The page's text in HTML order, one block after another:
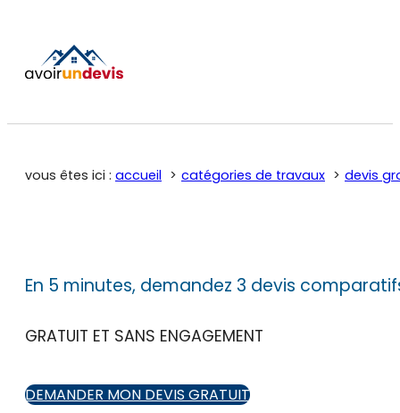
vous êtes ici : accueil catégories de travaux devis
En 5 minutes, demandez 3 devis
GRATUIT ET SANS ENGAGEMENT
DEMANDER MON DEVIS GRATUIT